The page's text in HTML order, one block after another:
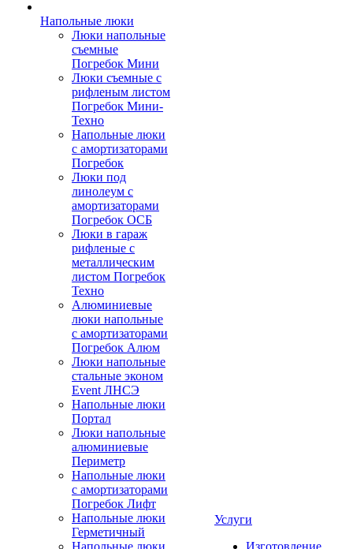
Напольные люки
Люки напольные
съемные
Погребок Мини
Люки съемные с
рифленым листом
Погребок Мини-
Техно
Напольные люки
с амортизаторами
Погребок
Люки под
линолеум с
амортизаторами
Погребок ОСБ
Люки в гараж
рифленые с
металлическим
листом Погребок
Техно
Алюминиевые
люки напольные
с амортизаторами
Погребок Алюм
Люки напольные
стальные эконом
Event ЛНСЭ
Напольные люки
Портал
Люки напольные
алюминиевые
Периметр
Напольные люки
с амортизаторами
Погребок Лифт
Напольные люки
Герметичный
Напольные люки
Услуги
Изготовление